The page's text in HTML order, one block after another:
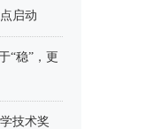
启动
“稳”，更
技术奖